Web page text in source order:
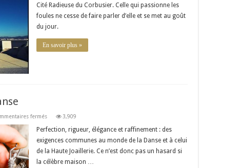
monument
de
Cité Radieuse du Corbusier. Celle qui passionne les
foules ne cesse de faire parler d’elle et se met au goût
du jour.
En savoir plus »
ferméssur
Cleef-
mène
danse
3,909
Perfection, rigueur, élégance et raffinement : des
exigences communes au monde de la Danse et à celui
de la Haute Joaillerie. Ce n’est donc pas un hasard si
la célèbre maison …